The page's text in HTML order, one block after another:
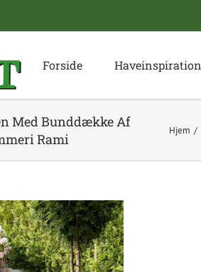
Forside Haveinspiration
Med Bunddække Af
Rami
Hjem